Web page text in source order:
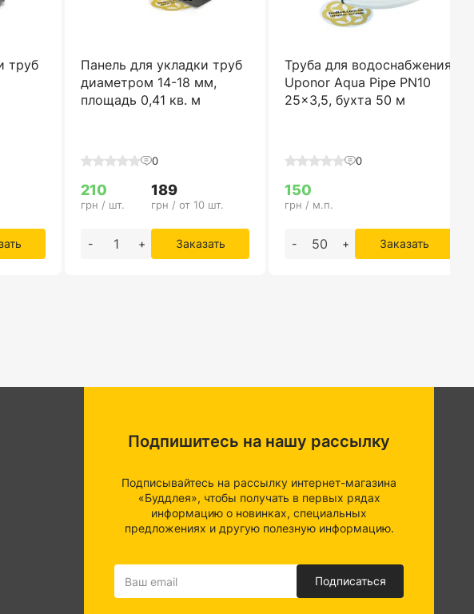
труб
Панель для укладки труб
диаметром 14-18 мм,
площадь 0,41 кв. м
0
210
грн / шт.
189
грн / от 10 шт.
- + Заказать
Труба для водоснабжения
Uponor Aqua Pipe PN10
25x3,5, бухта 50 м
0
150
грн / м.п.
- + Заказать
Подпишитесь на нашу рассылку
Подписывайтесь на рассылку интернет-магазина
«Буддлея», чтобы получать в первых рядах
информацию о новинках, специальных
предложениях и другую полезную информацию.
Подписаться